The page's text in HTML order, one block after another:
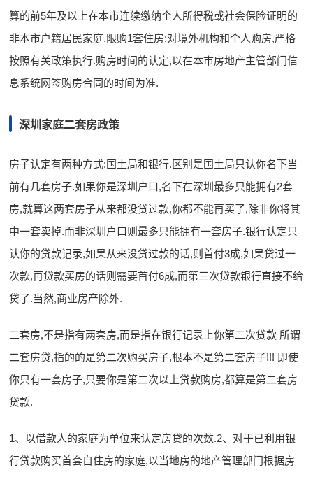
算的前5年及以上在本市连续缴纳个人所得税或社会保险证明的
非本市户籍居民家庭,限购1套住房;对境外机构和个人购房,严格
按照有关政策执行.购房时间的认定,以在本市房地产主管部门信
息系统网签购房合同的时间为准.
深圳家庭二套房政策
房子认定有两种方式:国土局和银行.区别是国土局只认你名下当
前有几套房子.如果你是深圳户口,名下在深圳最多只能拥有2套
房,就算这两套房子从来都没贷过款,你都不能再买了,除非你将其
中一套卖掉.而非深圳户口则最多只能拥有一套房子.银行认定只
认你的贷款记录,如果从来没贷过款的话,则首付3成,如果贷过一
次款,再贷款买房的话则需要首付6成,而第三次贷款银行直接不给
贷了.当然,商业房产除外.
二套房,不是指有两套房,而是指在银行记录上你第二次贷款 所谓
二套房贷,指的的是第二次购买房子,根本不是第二套房子!!! 即使
你只有一套房子,只要你是第二次以上贷款购房,都算是第二套房
贷款.
1、以借款人的家庭为单位来认定房贷的次数.2、对于已利用银
行贷款购买首套自住房的家庭,以当地房的地产管理部门根据房